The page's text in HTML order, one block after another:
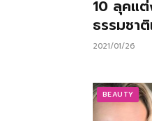
10 ลุคแ
ธรรมชา
2021/01/26
BEAUTY